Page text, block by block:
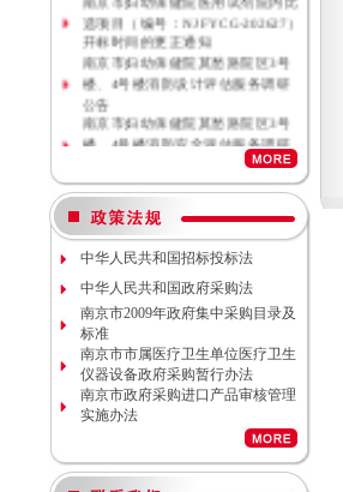
选项目（编号：NJFYCG-202627）
开标时间的更正通知
南京市妇幼保健院莫愁路院区3号
楼、4号楼消防设计评估服务调研
公告
南京市妇幼保健院莫愁路院区3号
楼、4号楼消防安全评估服务调研
科密集架项目现场勘察调研邀请
南京市妇幼保健院院内专项资金结
余情况专项审计服务调研公告
南京市妇幼保健院数字化血管造影
机维保项目（项目编号NJFYCG-
2026S10）更正公告
南京市妇幼保健院院内工程结算审
计服务调研公告
南京市妇幼保健院生命体征检测仪
项目（项目编号NJFYCG-
2026S08）更正公告
南京市妇幼保健院实验动物单元环
境维持与清洁消毒系统（小鼠笼
具）项目院内咨询讨论会
南京市妇幼保健院医用耗材
中华人民共和国招标投标法
中华人民共和国政府采购法
南京市2009年政府集中采购目录及
标准
南京市市属医疗卫生单位医疗卫生
仪器设备政府采购暂行办法
南京市政府采购进口产品审核管理
实施办法